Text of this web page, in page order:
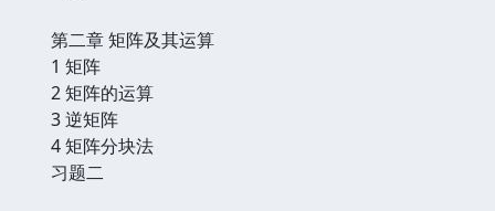
第二章 矩阵及其运算
1 矩阵
2 矩阵的运算
3 逆矩阵
4 矩阵分块法
习题二